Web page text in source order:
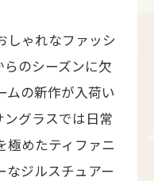
しゃれなファッシ
らのシーズンに欠
ムの新作が入荷い
ングラスでは日常
極めたティファニ
なジルスチュアー